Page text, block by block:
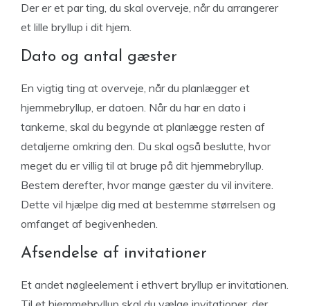
Der er et par ting, du skal overveje, når du arrangerer
et lille bryllup i dit hjem.
Dato og antal gæster
En vigtig ting at overveje, når du planlægger et
hjemmebryllup, er datoen. Når du har en dato i
tankerne, skal du begynde at planlægge resten af ​​
detaljerne omkring den. Du skal også beslutte, hvor
meget du er villig til at bruge på dit hjemmebryllup.
Bestem derefter, hvor mange gæster du vil invitere.
Dette vil hjælpe dig med at bestemme størrelsen og
omfanget af begivenheden.
Afsendelse af invitationer
Et andet nøgleelement i ethvert bryllup er invitationen.